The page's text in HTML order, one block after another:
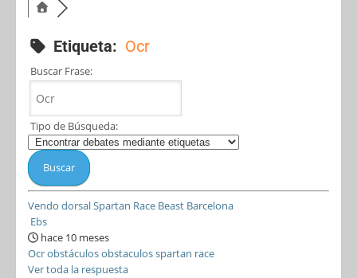
Etiqueta: Ocr
Buscar Frase:
Tipo de Búsqueda:
Vendo dorsal Spartan Race Beast Barcelona
Ebs
hace 10 meses
Ocrobstáculosobstaculosspartan race
Ver toda la respuesta